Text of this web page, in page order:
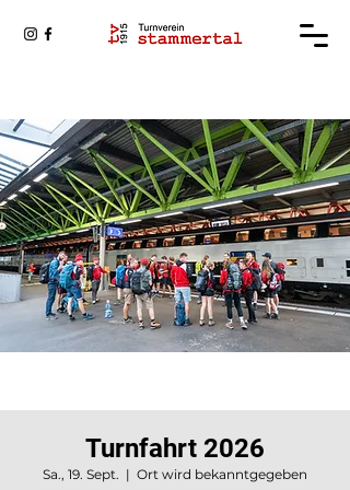
Turnfahrt 2026
Sa., 19. Sept.
  |
Ort wird bekanntgegeben